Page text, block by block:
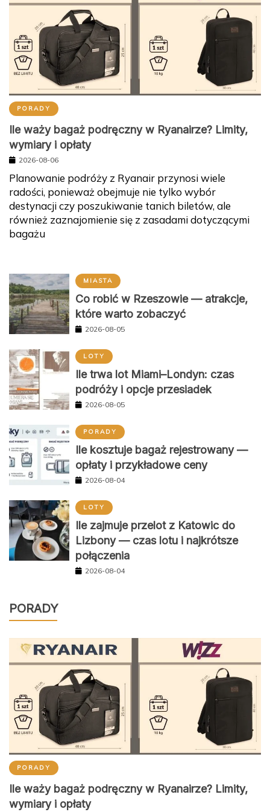
PORADY
Ile waży bagaż podręczny w Ryanairze? Limity,
wymiary i opłaty
2026-08-06
Planowanie podróży z Ryanair przynosi wiele
radości, ponieważ obejmuje nie tylko wybór
destynacji czy poszukiwanie tanich biletów, ale
również zaznajomienie się z zasadami dotyczącymi
bagażu
MIASTA
Co robić w Rzeszowie — atrakcje,
które warto zobaczyć
2026-08-05
LOTY
Ile trwa lot Miami–Londyn: czas
podróży i opcje przesiadek
2026-08-05
PORADY
Ile kosztuje bagaż rejestrowany —
opłaty i przykładowe ceny
2026-08-04
LOTY
Ile zajmuje przelot z Katowic do
Lizbony — czas lotu i najkrótsze
połączenia
2026-08-04
PORADY
PORADY
Ile waży bagaż podręczny w Ryanairze? Limity,
wymiary i opłaty